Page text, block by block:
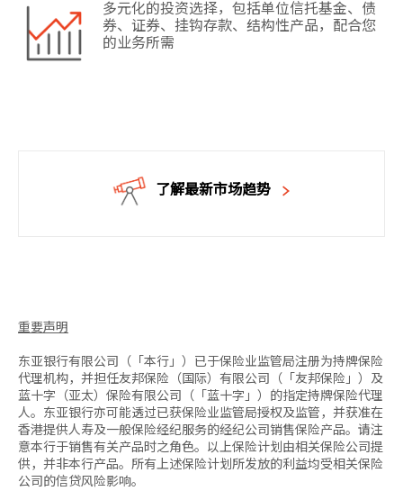
多元化的投资选择，包括单位信托基金、债
券、证券、挂钩存款、结构性产品，配合您
的业务所需
了解最新市场趋势
重要声明
东亚银行有限公司（「本行」）已于保险业监管局注册为持牌保险
代理机构，并担任友邦保险（国际）有限公司（「友邦保险」）及
蓝十字（亚太）保险有限公司（「蓝十字」）的指定持牌保险代理
人。东亚银行亦可能透过已获保险业监管局授权及监管，并获准在
香港提供人寿及一般保险经纪服务的经纪公司销售保险产品。请注
意本行于销售有关产品时之角色。以上保险计划由相关保险公司提
供，并非本行产品。所有上述保险计划所发放的利益均受相关保险
公司的信贷风险影响。